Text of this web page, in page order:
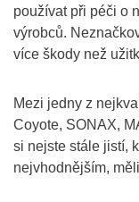
používat při péči o
výrobců.
více škody než
Mezi jedny z
Coyote, SONAX,
si nejste stále jistí,
nejvhodnějším,